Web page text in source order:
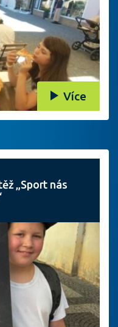
Více
„Sport nás